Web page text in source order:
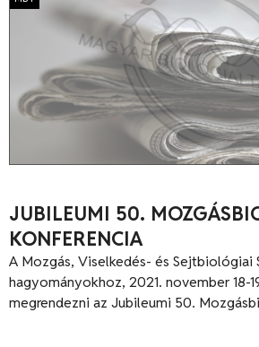
JUBILEUMI 50.
KONFERENCIA
A Mozgás, Viselkedés- és Sejtbiológiai
hagyományokhoz, 2021. november 18-
megrendezni az Jubileumi 50.